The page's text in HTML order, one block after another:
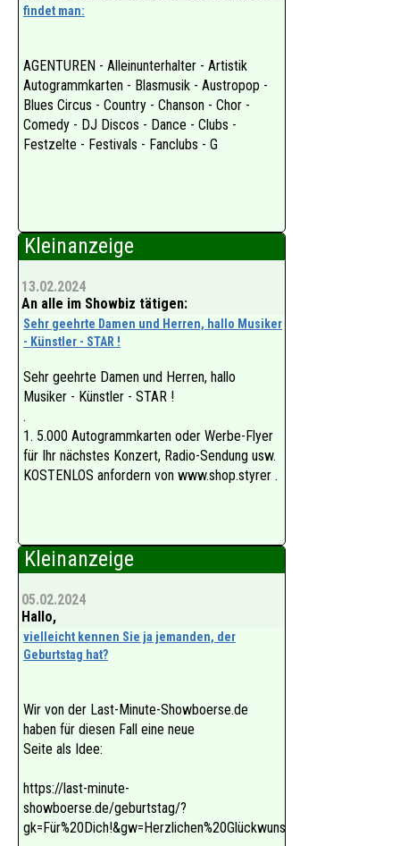
findet man:
AGENTUREN - Alleinunterhalter - Artistik
Autogrammkarten - Blasmusik - Austropop -
Blues Circus - Country - Chanson - Chor -
Comedy - DJ Discos - Dance - Clubs -
Festzelte - Festivals - Fanclubs - G
Kleinanzeige
13.02.2024
An alle im Showbiz tätigen:
Sehr geehrte Damen und Herren, hallo Musiker
- Künstler - STAR !
Sehr geehrte Damen und Herren, hallo
Musiker - Künstler - STAR !
.
1. 5.000 Autogrammkarten oder Werbe-Flyer
für Ihr nächstes Konzert, Radio-Sendung usw.
KOSTENLOS anfordern von www.shop.styrer .
Kleinanzeige
05.02.2024
Hallo,
vielleicht kennen Sie ja jemanden, der
Geburtstag hat?
Wir von der Last-Minute-Showboerse.de
haben für diesen Fall eine neue
Seite als Idee:
https://last-minute-
showboerse.de/geburtstag/?